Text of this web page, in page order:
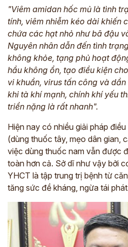
"Viêm amidan hốc mủ là tình
tính, viêm nhiễm kéo dài khiến
chứa các hạt nhỏ như bã đậu
Nguyên nhân dẫn đến tình
không khỏe, tạng phủ hoạt
hầu không ổn, tạo điều kiện
vi khuẩn, virus tấn công và
khi tà khí mạnh, chính khí yếu
triển nặng là rất nhanh".
Hiện nay có nhiều giải pháp
(dùng thuốc tây, mẹo dân gian,
việc dùng thuốc nam vẫn được
toàn hơn cả. Sở dĩ như vậy bởi
YHCT là tập trung trị bệnh từ
tăng sức đề kháng, ngừa tái